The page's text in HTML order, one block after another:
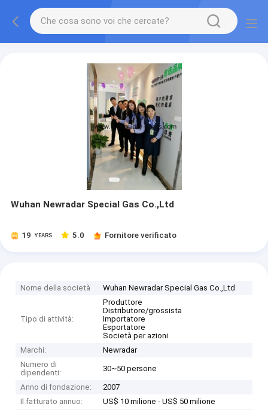
Wuhan Newradar Special Gas Co.,Ltd
19 YEARS 5.0 Fornitore verificato
Nome della società Wuhan Newradar Special Gas Co.,Ltd
Tipo di attività:
Produttore
Distributore/grossista
Importatore
Esportatore
Società per azioni
Marchi:
Newradar
Numero di
dipendenti:
30~50 persone
Anno di fondazione:
2007
Il fatturato annuo:
US$ 10 milione - US$ 50 milione